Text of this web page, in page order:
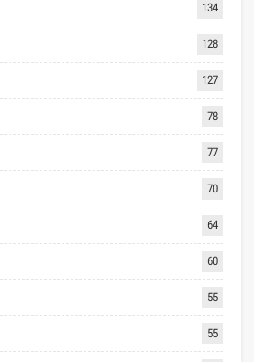
134
128
127
78
77
70
64
60
55
55